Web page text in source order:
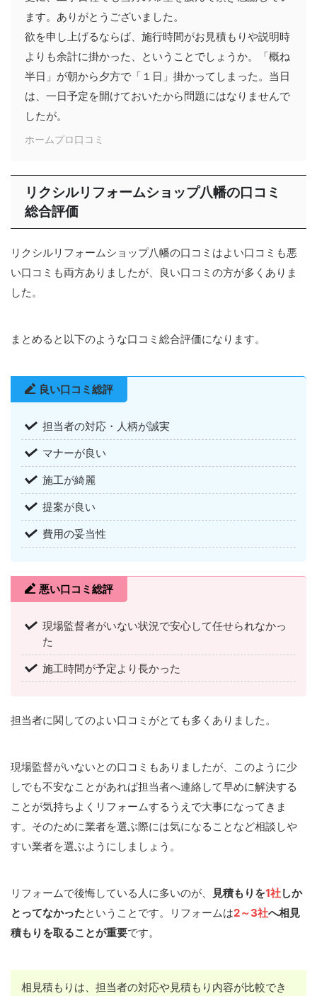
ます。ありがとうございました。
欲を申し上げるならば、施行時間がお見積もりや説明時
よりも余計に掛かった、ということでしょうか。「概ね
半日」が朝から夕方で「１日」掛かってしまった。当日
は、一日予定を開けておいたから問題にはなりませんで
したが。
ホームプロ口コミ
リクシルリフォームショップ八幡の口コミ
総合評価
リクシルリフォームショップ八幡の口コミはよい口コミも悪
い口コミも両方ありましたが、良い口コミの方が多くありま
した。
まとめると以下のような口コミ総合評価になります。
良い口コミ総評
担当者の対応・人柄が誠実
マナーが良い
施工が綺麗
提案が良い
費用の妥当性
悪い口コミ総評
現場監督者がいない状況で安心して任せられなかっ
た
施工時間が予定より長かった
担当者に関してのよい口コミがとても多くありました。
現場監督がいないとの口コミもありましたが、このように少
しでも不安なことがあれば担当者へ連絡して早めに解決する
ことが気持ちよくリフォームするうえで大事になってきま
す。そのために業者を選ぶ際には気になることなど相談しや
すい業者を選ぶようにしましょう。
リフォームで後悔している人に多いのが、 見積もりを1社しか
とってなかったということです。リフォームは2～3社へ相見
積もりを取ることが重要です。
相見積もりは、担当者の対応や見積もり内容が比較でき